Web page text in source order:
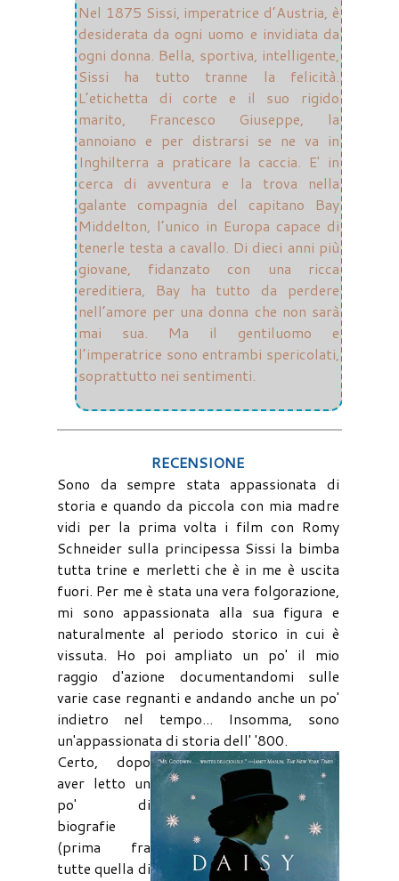
Nel 1875 Sissi, imperatrice d’Austria, è
desiderata da ogni uomo e invidiata da
ogni donna. Bella, sportiva, intelligente,
Sissi ha tutto tranne la felicità.
L’etichetta di corte e il suo rigido
marito, Francesco Giuseppe, la
annoiano e per distrarsi se ne va in
Inghilterra a praticare la caccia. E' in
cerca di avventura e la trova nella
galante compagnia del capitano Bay
Middelton, l’unico in Europa capace di
tenerle testa a cavallo. Di dieci anni più
giovane, fidanzato con una ricca
ereditiera, Bay ha tutto da perdere
nell’amore per una donna che non sarà
mai sua. Ma il gentiluomo e
l’imperatrice sono entrambi spericolati,
soprattutto nei sentimenti.
RECENSIONE
Sono da sempre stata appassionata di
storia e quando da piccola con mia madre
vidi per la prima volta i film con Romy
Schneider sulla principessa Sissi la bimba
tutta trine e merletti che è in me è uscita
fuori. Per me è stata una vera folgorazione,
mi sono appassionata alla sua figura e
naturalmente al periodo storico in cui è
vissuta. Ho poi ampliato un po' il mio
raggio d'azione documentandomi sulle
varie case regnanti e andando anche un po'
indietro nel tempo... Insomma, sono
un'appassionata di storia dell' '800.
Certo, dopo
aver letto un
po' di
biografie
(prima fra
tutte quella di